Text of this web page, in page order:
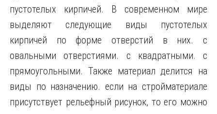
пустотелых кирпичей. В современном мире
выделяют следующие виды пустотелых
кирпичей по форме отверстий в них. с
овальными отверстиями. с квадратными. с
прямоугольными. Также материал делится на
виды по назначению. если на стройматериале
присутствует рельефный рисунок, то его можно